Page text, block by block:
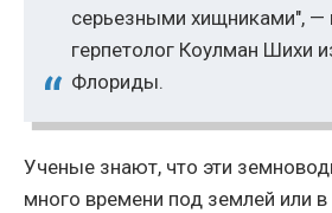
серьезными хищниками", —
герпетолог Коулман Шихи
Флориды.
Ученые знают, что эти
много времени под землей или в